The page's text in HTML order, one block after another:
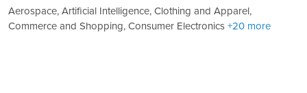
Aerospace, Artificial Intelligence, Clothing and Apparel,
Commerce and Shopping, Consumer Electronics +20 more